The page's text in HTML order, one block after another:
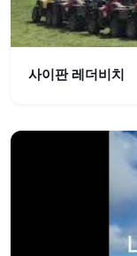
사이판 레더비치